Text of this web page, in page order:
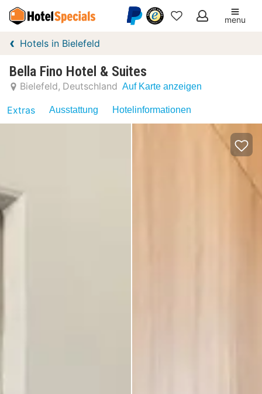
Meine
menu
Hotels in Bielefeld
Bella Fino Hotel & Suites
Bielefeld Deutschland Auf Karte anzeigen
Extras Ausstattung Hotelinformationen